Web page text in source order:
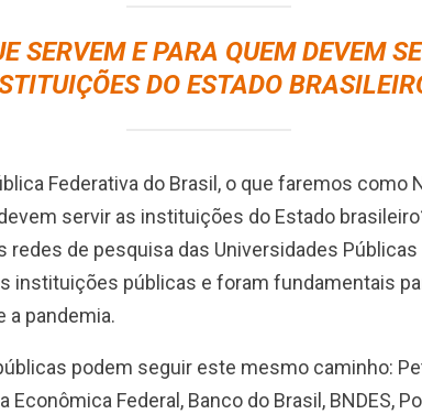
SERVEM E PARA QUEM DEVEM
DO ESTADO
Federativa do Brasil, o que faremos como
servir as instituições do Estado
redes de pesquisa das Universidades
instituições públicas e foram fundamentais
a pandemia.
podem seguir este mesmo caminho:
Econômica Federal, Banco do Brasil, BNDES,